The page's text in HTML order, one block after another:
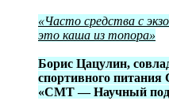
«Часто средства с
это каша из топора»
Борис Цацулин,
спортивного питания
«CMT — Научный